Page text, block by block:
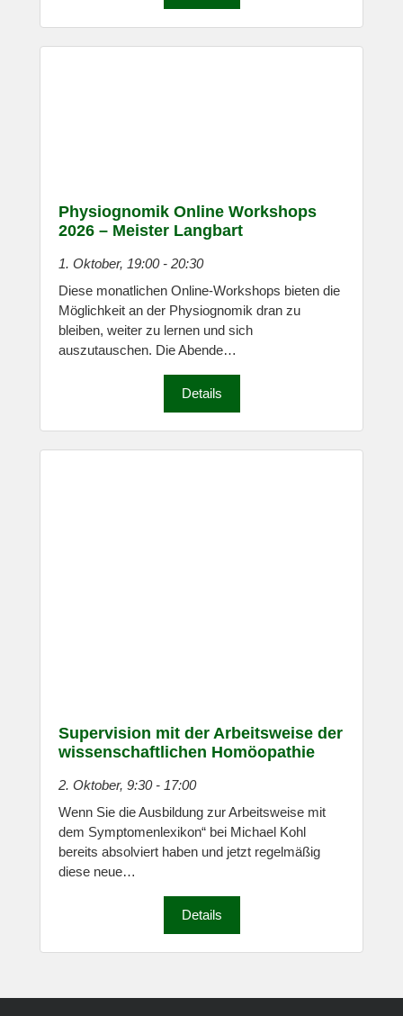
Physiognomik Online Workshops
2026 – Meister Langbart
1. Oktober, 19:00- 20:30
Diese monatlichen Online-Workshops bieten die
Möglichkeit an der Physiognomik dran zu
bleiben, weiter zu lernen und sich
auszutauschen. Die Abende…
Details
Supervision mit der Arbeitsweise der
wissenschaftlichen Homöopathie
2. Oktober, 9:30- 17:00
Wenn Sie die Ausbildung zur Arbeitsweise mit
dem Symptomenlexikon“ bei Michael Kohl
bereits absolviert haben und jetzt regelmäßig
diese neue…
Details